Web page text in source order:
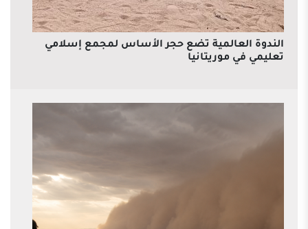
الندوة العالمية تضع حجر الأساس لمجمع إسلامي
تعليمي في موريتانيا